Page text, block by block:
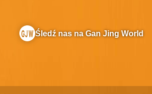
Śledź nas na Gan Jing World